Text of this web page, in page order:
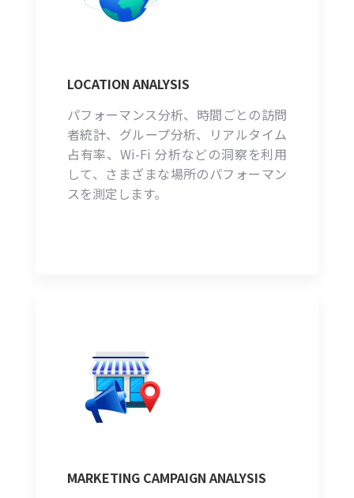
LOCATION ANALYSIS
パフォーマンス分析、時間ごとの訪問
者統計、グループ分析、リアルタイム
占有率、Wi-Fi 分析などの洞察を利用
して、さまざまな場所のパフォーマン
スを測定します。
MARKETING CAMPAIGN ANALYSIS